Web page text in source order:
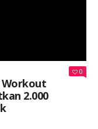
0
Workout
2.000